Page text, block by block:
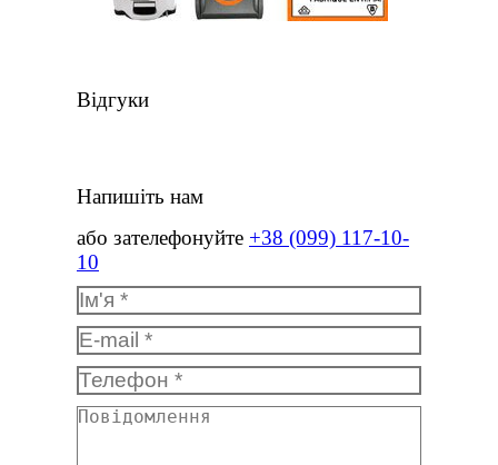
Відгуки
Напишіть нам
або зателефонуйте +38 (099) 117-10-
10
Ім'я *
E-mail *
Телефон *
Повідомлення